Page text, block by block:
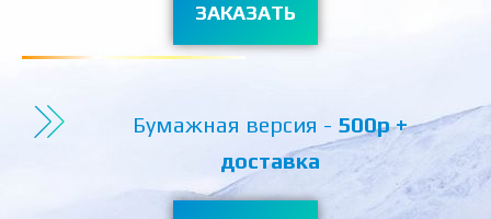
ЗАКАЗАТЬ
Бумажная версия - 500р +
доставка